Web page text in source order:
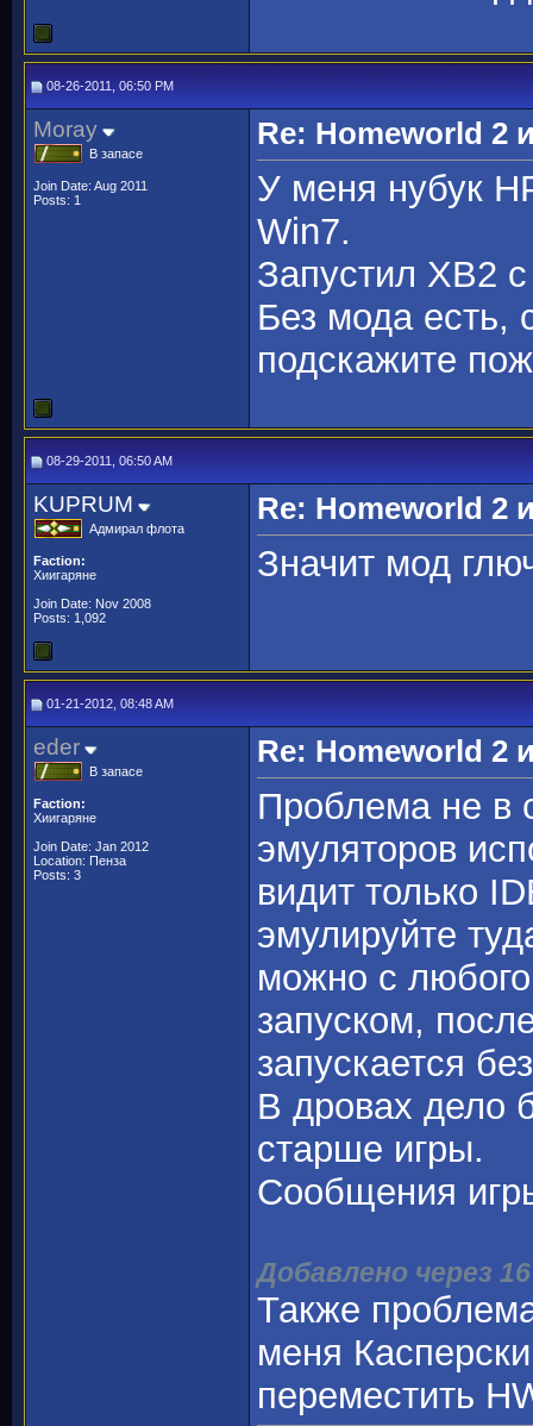
08-26-2011, 06:50 PM
Moray
В запасе
Join Date: Aug 2011
Posts: 1
Re: Homeworld 2
У меня нубук
Win7.
Запустил ХВ2
Без мода есть,
подскажите
08-29-2011, 06:50 AM
KUPRUM
Адмирал флота
Faction:
Хиигаряне
Join Date: Nov 2008
Posts: 1,092
Re: Homeworld 2
Значит мод
01-21-2012, 08:48 AM
eder
В запасе
Faction:
Хиигаряне
Join Date: Jan 2012
Location: Пенза
Posts: 3
Re: Homeworld 2
Проблема не в
эмуляторов
видит только
эмулируйте
можно с
запуском,
запускается
В дровах дело
старше игры.
Сообщения
Добавлено через
Также
меня
переместить